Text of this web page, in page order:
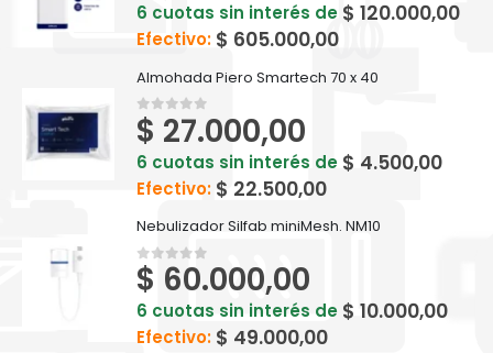
6 cuotas sin interés de $ 120.000,00
Efectivo: $ 605.000,00
Almohada Piero Smartech 70 x 40
0out of 5
$ 27.000,00
6 cuotas sin interés de $ 4.500,00
Efectivo: $ 22.500,00
Nebulizador Silfab miniMesh. NM10
0out of 5
$ 60.000,00
6 cuotas sin interés de $ 10.000,00
Efectivo: $ 49.000,00